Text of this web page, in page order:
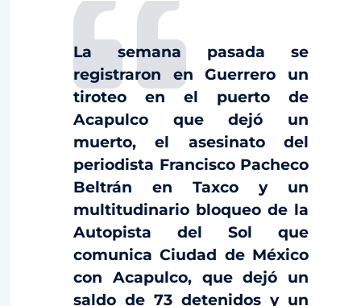
La semana pasada se
registraron en Guerrero un
tiroteo en el puerto de
Acapulco que dejó un
muerto, el asesinato del
periodista Francisco Pacheco
Beltrán en Taxco y un
multitudinario bloqueo de la
Autopista del Sol que
comunica Ciudad de México
con Acapulco, que dejó un
saldo de 73 detenidos y un